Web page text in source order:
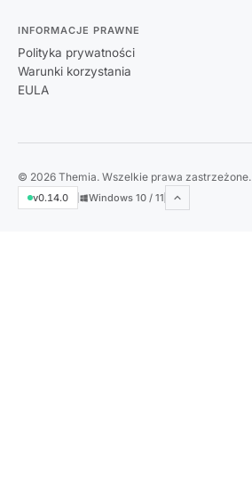
INFORMACJE PRAWNE
Polityka prywatności
Warunki korzystania
EULA
© 2026 Themia. Wszelkie prawa zastrzeżone.
v0.14.0 Windows 10 / 11